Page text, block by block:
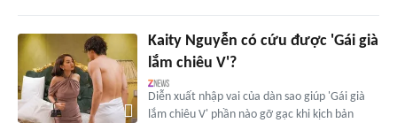
Kaity Nguyễn có cứu được 'Gái già
lắm chiêu V'?
Diễn xuất nhập vai của dàn sao giúp 'Gái già
lắm chiêu V' phần nào gỡ gạc khi kịch bản